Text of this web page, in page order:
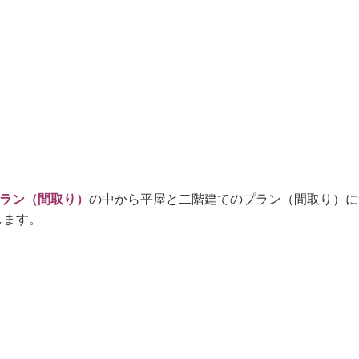
ン（間取り） の中から平屋と二階建てのプラン（間取り）
す。